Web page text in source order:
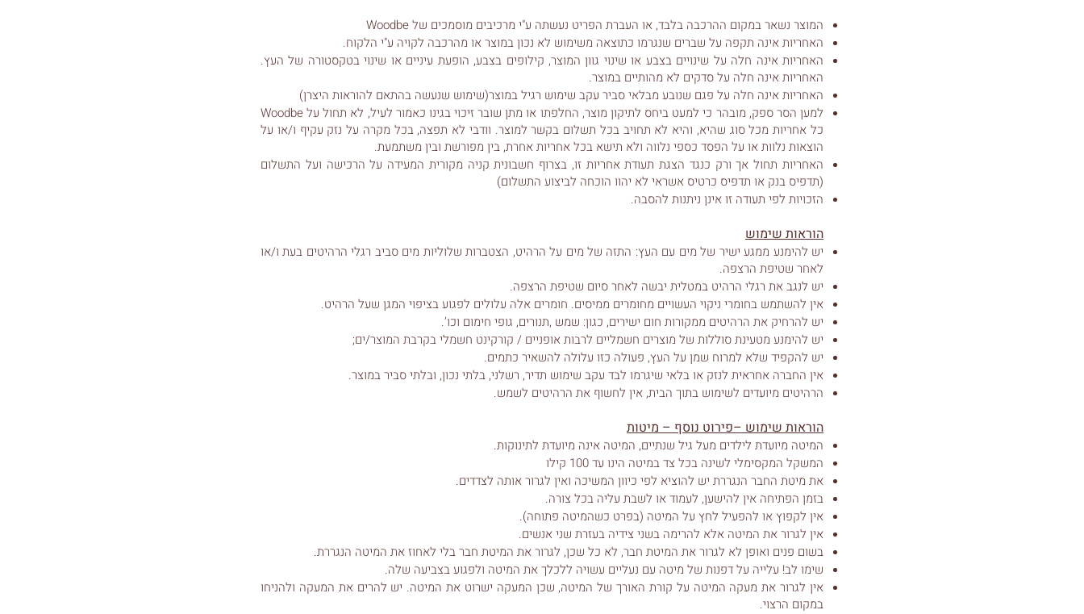
המוצר נשאר במקום ההרכבה בלבד, או העברת הפריט נעשתה ע"י מרכיבים מוסמכים של Woodbe
האחריות אינה תקפה על שברים שנגרמו כתוצאה משימוש לא נכון במוצר או מהרכבה לקויה ע"י הלקוח.
האחריות אינה חלה על שינויים בצבע או שינוי גוון המוצר, קילופים בצבע, הופעת עיניים או שינוי בטקסטורה של העץ.
האחריות אינה חלה על סדקים לא מהותיים במוצר.
האחריות אינה חלה על פגם שנובע מבלאי סביר עקב שימוש רגיל במוצר(שימוש שנעשה בהתאם להוראות היצרן)
למען הסר ספק, מובהר כי למעט ביחס לתיקון מוצר, החלפתו או מתן שובר זיכוי בגינו כאמור לעיל, לא תחול על Woodbe
כל אחריות מכל סוג שהיא, והיא לא תחויב בכל תשלום בקשר למוצר. וודבי לא תפצה, בכל מקרה על נזק עקיף ו/או על
הוצאות נלוות או על הפסד כספי נלווה ולא תישא בכל אחריות אחרת, בין מפורשת ובין משתמעת.
האחריות תחול אך ורק כנגד הצגת תעודת אחריות זו, בצרוף חשבונית קניה מקורית המעידה על הרכישה ועל התשלום
(תדפיס בנק או תדפיס כרטיס אשראי לא יהוו הוכחה לביצוע התשלום)
הזכויות לפי תעודה זו אינן ניתנות להסבה.
הוראות שימוש
יש להימנע ממגע ישיר של מים עם העץ: התזה של מים על הרהיט, הצטברות שלוליות מים סביב רגלי הרהיטים בעת ו/או
לאחר שטיפת הרצפה.
יש לנגב את רגלי הרהיט במטלית יבשה לאחר סיום שטיפת הרצפה.
אין להשתמש בחומרי ניקוי העשויים מחומרים ממיסים. חומרים אלה עלולים לפגוע בציפוי המגן שעל הרהיט.
יש להרחיק את הרהיטים ממקורות חום ישירים, כגון: שמש ,תנורים, גופי חימום וכו’.
יש להימנע מטעינת סוללות של מוצרים חשמליים לרבות אופניים / קורקינט חשמלי בקרבת המוצר/ים;
יש להקפיד שלא למרוח שמן על העץ, פעולה כזו עלולה להשאיר כתמים.
אין החברה אחראית לנזק או בלאי שיגרמו לבד עקב שימוש תדיר, רשלני, בלתי נכון, ובלתי סביר במוצר.
הרהיטים מיועדים לשימוש בתוך הבית, אין לחשוף את הרהיטים לשמש.
הוראות שימוש –פירוט נוסף – מיטות
המיטה מיועדת לילדים מעל גיל שנתיים, המיטה אינה מיועדת לתינוקות.
המשקל המקסימלי לשינה בכל צד במיטה הינו עד 100 קילו
את מיטת החבר הנגררת יש להוציא לפי כיוון המשיכה ואין לגרור אותה לצדדים.
בזמן הפתיחה אין להישען, לעמוד או לשבת עליה בכל צורה.
אין לקפוץ או להפעיל לחץ על המיטה (בפרט כשהמיטה פתוחה).
אין לגרור את המיטה אלא להרימה בשני צידיה בעזרת שני אנשים.
בשום פנים ואופן לא לגרור את המיטת חבר, לא כל שכן, לגרור את המיטת חבר בלי לאחוז את המיטה הנגררת.
שימו לב! עלייה על דפנות של מיטה עם נעליים עשויה ללכלך את המיטה ולפגוע בצביעה שלה.
אין לגרור את מעקה המיטה על קורת האורך של המיטה, שכן המעקה ישרוט את המיטה. יש להרים את המעקה ולהניחו
במקום הרצוי.